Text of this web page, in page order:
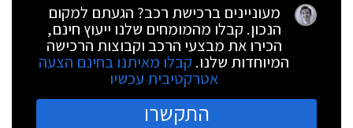
מעוניינים ברכישת רכב? הגעתם למקום
הנכון. קבלו מהמומחים שלנו ייעוץ חינם,
הכירו את מבצעי הרכב וקבוצות הרכישה
המיוחדות שלנו. קבלו מאיתנו בחינם הצעה
אטרקטיבית עכשיו
התקשרו